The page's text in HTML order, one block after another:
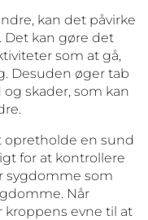
kan det påvirke
Det kan gøre det
som at gå,
Desuden øger tab
skader, som kan
opretholde en sund
for at kontrollere
sygdomme som
Når
kroppens evne til at